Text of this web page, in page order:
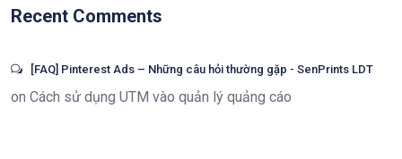
Recent Comments
[FAQ] Pinterest Ads – Những câu hỏi thường gặp - SenPrints LDT
on Cách sử dụng UTM vào quản lý quảng cáo